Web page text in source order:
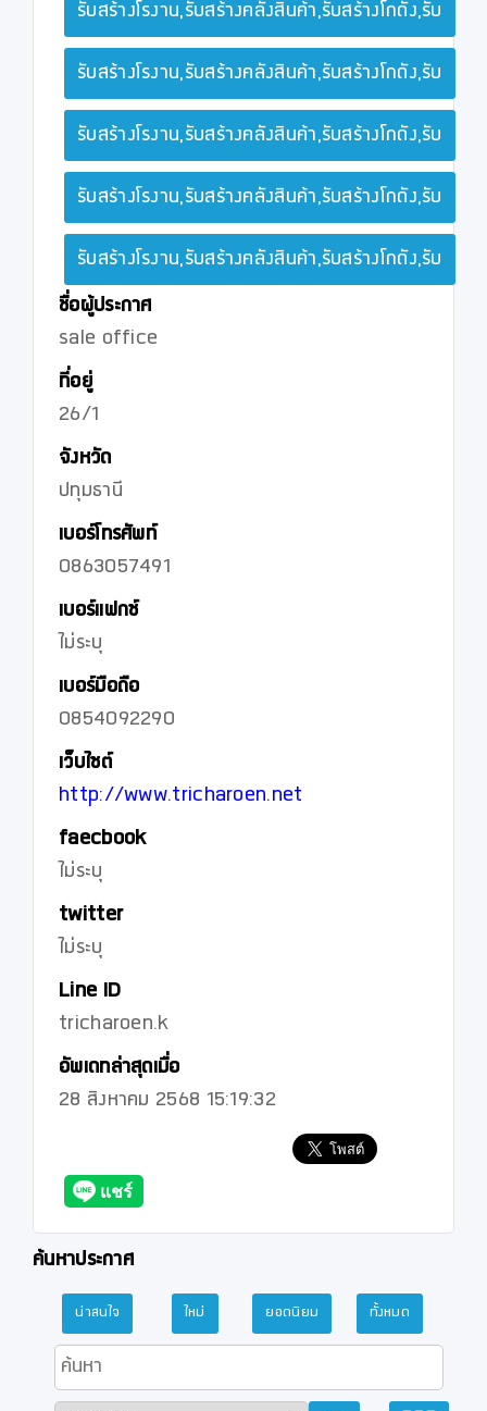
รับสร้างโรงาน,รับสร้างคลังสินค้า,รับสร้างโกดัง,รับ
รับสร้างโรงาน,รับสร้างคลังสินค้า,รับสร้างโกดัง,รับ
รับสร้างโรงาน,รับสร้างคลังสินค้า,รับสร้างโกดัง,รับ
รับสร้างโรงาน,รับสร้างคลังสินค้า,รับสร้างโกดัง,รับ
รับสร้างโรงาน,รับสร้างคลังสินค้า,รับสร้างโกดัง,รับ
ชื่อผู้ประกาศ
sale office
ที่อยู่
26/1
จังหวัด
ปทุมธานี
เบอร์โทรศัพท์
0863057491
เบอร์แฟกซ์
ไม่ระบุ
เบอร์มือถือ
0854092290
เว็บไซต์
http://www.tricharoen.net
faecbook
ไม่ระบุ
twitter
ไม่ระบุ
Line ID
tricharoen.k
อัพเดทล่าสุดเมื่อ
28 สิงหาคม 2568 15:19:32
ค้นหาประกาศ
น่าสนใจ ใหม่ ยอดนิยม ทั้งหมด